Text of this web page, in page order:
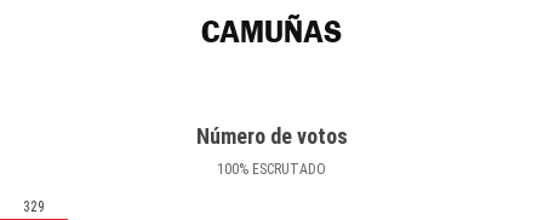
CAMUÑAS
Número de votos
100% ESCRUTADO
329